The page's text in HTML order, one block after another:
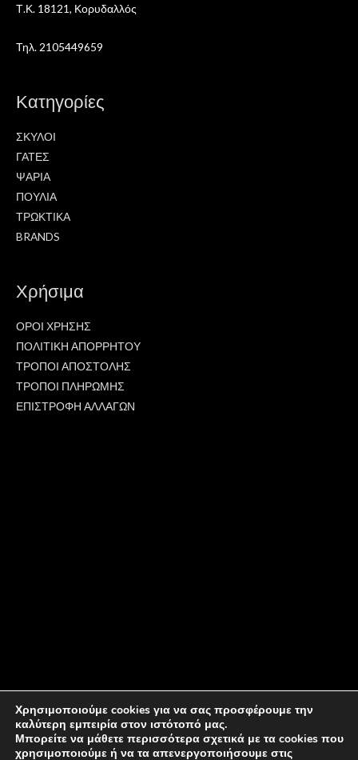
Τ.Κ. 18121, Κορυδαλλός
Τηλ. 2105449659
Κατηγορίες
ΣΚΥΛΟΙ
ΓΑΤΕΣ
ΨΑΡΙΑ
ΠΟΥΛΙΑ
ΤΡΩΚΤΙΚΑ
BRANDS
Χρήσιμα
ΟΡΟΙ ΧΡΗΣΗΣ
ΠΟΛΙΤΙΚΗ ΑΠΟΡΡΗΤΟΥ
ΤΡΟΠΟΙ ΑΠΟΣΤΟΛΗΣ
ΤΡΟΠΟΙ ΠΛΗΡΩΜΗΣ
ΕΠΙΣΤΡΟΦΗ ΑΛΛΑΓΩΝ
Χρησιμοποιούμε cookies για να σας προσφέρουμε την
καλύτερη εμπειρία στον ιστότοπό μας.
Μπορείτε να μάθετε περισσότερα σχετικά με τα cookies που
χρησιμοποιούμε ή να τα απενεργοποιήσουμε στις